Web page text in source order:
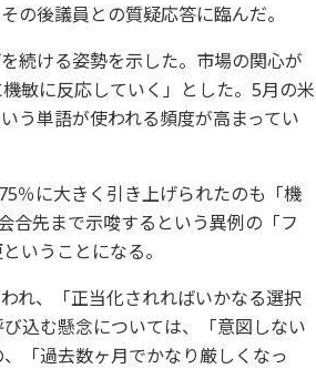
の後議員との質疑応答に臨んだ。
続ける姿勢を示した。市場の関心が
敏に反応していく」とした。5月の米
う単語が使われる頻度が高まってい
％に大きく引き上げられたのも「機
合先まで示唆するという異例の「フ
いうことになる。
れ、「正当化されればいかなる選択
込む懸念については、「意図しない
「過去数ヶ月でかなり厳しくなっ